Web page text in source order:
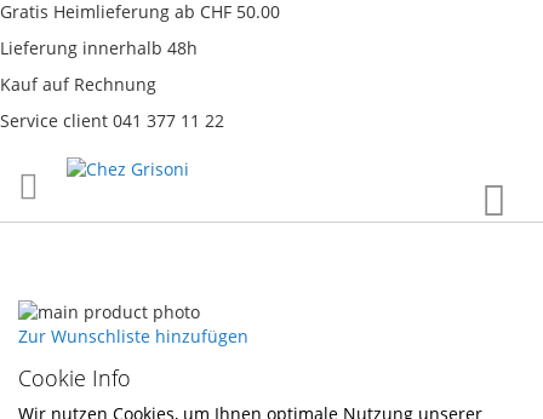
Gratis Heimlieferung ab CHF 50.00
Lieferung innerhalb 48h
Kauf auf Rechnung
Service client 041 377 11 22
Inhalt
Cookie Info
Wir nutzen Cookies, um Ihnen optimale Nutzung unserer
Skip
to
end
of
Skip
the
beginning
Zur Wunschliste hinzufügen